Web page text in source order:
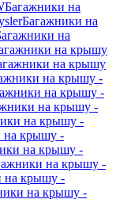
Багажники на
Багажники на
на
на крышу
на крышу
на крышу -
на крышу -
на крышу -
на крышу -
на крышу -
на крышу -
на крышу -
на крышу -
на крышу -